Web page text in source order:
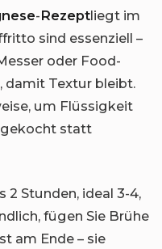
-Rezeptliegt im
sind essenziell –
oder Food-
damit Textur bleibt.
um Flüssigkeit
gekocht statt
2 Stunden, ideal 3-4,
fügen Sie Brühe
am Ende – sie